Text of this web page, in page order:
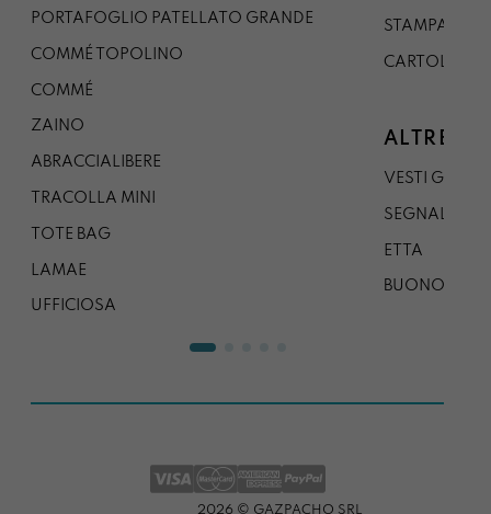
PORTAFOGLIO PATELLATO GRANDE
COMMÉ TOPOLINO
COMMÉ
ZAINO
ABRACCIALIBERE
TRACOLLA MINI
TOTE BAG
LAMAE
UFFICIOSA
STAMPA A0
CARTOLINA
ALTRE
VESTI
SEGNALIBRO
ETTA
BUONO
2026 © GAZPACHO SRL